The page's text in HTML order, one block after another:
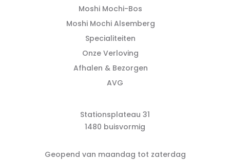
Moshi Mochi-Bos
Moshi Mochi Alsemberg
Specialiteiten
Onze Verloving
Afhalen & Bezorgen
AVG
Stationsplateau 31
1480 buisvormig
Geopend van maandag tot zaterdag